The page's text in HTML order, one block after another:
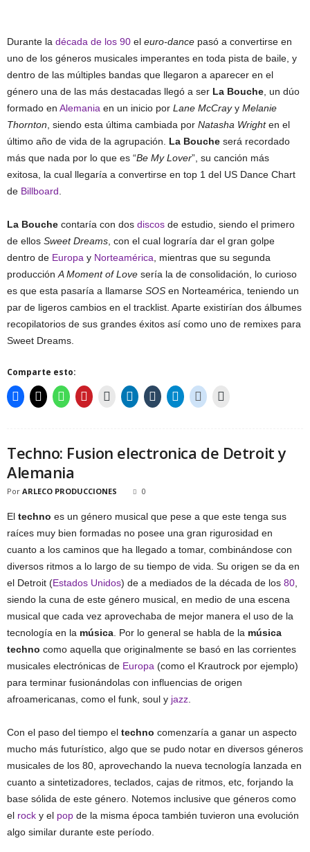
Durante la década de los 90 el euro-dance pasó a convertirse en
uno de los géneros musicales imperantes en toda pista de baile, y
dentro de las múltiples bandas que llegaron a aparecer en el
género una de las más destacadas llegó a ser La Bouche , un dúo
formado en Alemania en un inicio por Lane McCrayy Melanie
Thornton , siendo esta última cambiada por Natasha Wrighten el
último año de vida de la agrupación. La Bouche será recordado
más que nada por lo que es “Be My Lover”, su canción más
exitosa, la cual llegaría a convertirse en top 1 del US Dance Chart
de Billboard
La Bouche contaría con dos discos de estudio, siendo el primero
de ellos Sweet Dreams , con el cual lograría dar el gran golpe
dentro de Europa y Norteamérica , mientras que su segunda
producción A Moment of Love sería la de consolidación, lo curioso
es que esta pasaría a llamarse SOS en Norteamérica, teniendo un
par de ligeros cambios en el tracklist. Aparte existirían dos álbumes
recopilatorios de sus grandes éxitos así como uno de remixes para
Sweet Dreams.
Comparte esto:
Techno: Fusion electronica de Detroit y
Alemania
Por ARLECO PRODUCCIONES 0
El techno es un género musical que pese a que este tenga sus
raíces muy bien formadas no posee una gran rigurosidad en
cuanto a los caminos que ha llegado a tomar, combinándose con
diversos ritmos a lo largo de su tiempo de vida. Su origen se da en
el Detroit (Estados Unidos) de a mediados de la década de los 80
siendo la cuna de este género musical, en medio de una escena
musical que cada vez aprovechaba de mejor manera el uso de la
tecnología en la música . Por lo general se habla de la música
techno como aquella que originalmente se basó en las corrientes
musicales electrónicas de Europa (como el Krautrock por ejemplo)
para terminar fusionándolas con influencias de origen
afroamericanas, como el funk, soul y jazz
Con el paso del tiempo el techno comenzaría a ganar un aspecto
mucho más futurístico, algo que se pudo notar en diversos géneros
musicales de los 80, aprovechando la nueva tecnología lanzada en
cuanto a sintetizadores, teclados, cajas de ritmos, etc, forjando la
base sólida de este género. Notemos inclusive que géneros como
el rock y el pop de la misma época también tuvieron una evolución
algo similar durante este período.